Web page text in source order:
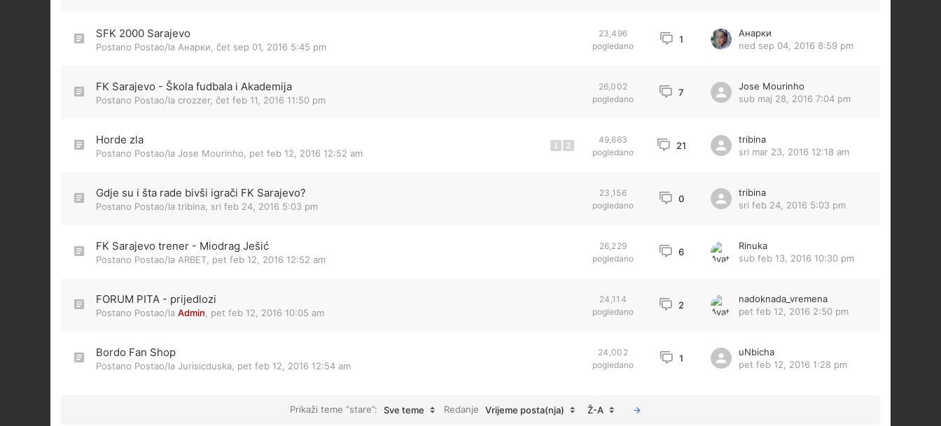
SFK 2000 Sarajevo
Postano Postao/la Анарки čet sep 01, 2016 5:45 pm
23,496
pogledano
1
Анарки
ned sep 04, 2016 8:59 pm
FK Sarajevo - Škola fudbala i Akademija
Postano Postao/la crozzer, čet feb 11, 2016 11:50 pm
26,002
pogledano
7
Jose Mourinho
sub maj 28, 2016 7:04 pm
Horde zla
Postano Postao/la Jose Mourinho pet feb 12, 2016 12:52 am
1 2
49,663
pogledano
21
tribina
sri mar 23, 2016 12:18 am
Gdje su i šta rade bivši igrači FK Sarajevo?
Postano Postao/la tribina sri feb 24, 2016 5:03 pm
23,156
pogledano
0
tribina
sri feb 24, 2016 5:03 pm
FK Sarajevo trener - Miodrag Ješić
Postano Postao/la ARBET pet feb 12, 2016 12:52 am
26,229
pogledano
6
Rinuka
sub feb 13, 2016 10:30 pm
FORUM PITA - prijedlozi
Postano Postao/la Admin pet feb 12, 2016 10:05 am
24,114
pogledano
2
nadoknada_vremena
pet feb 12, 2016 2:50 pm
Bordo Fan Shop
Postano Postao/la Jurisicduska pet feb 12, 2016 12:54 am
24,002
pogledano
1
uNbicha
pet feb 12, 2016 1:28 pm
Prikaži teme “stare”: Sve teme Redanje Vrijeme posta(nja) Ž-A